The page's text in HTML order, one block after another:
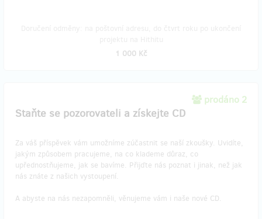
1 000 Kč
prodáno 2
Staňte se pozorovateli a získejte CD
Za váš příspěvek vám umožníme zúčastnit se naší zkoušky. Uvidíte,
jakým způsobem pracujeme, na co klademe důraz, co
upřednostňujeme, jak se bavíme. Přijďte nás poznat i jinak, než jak
nás znáte z našich vystoupení.
A abyste na nás nezapomněli, věnujeme vám i naše nové CD.